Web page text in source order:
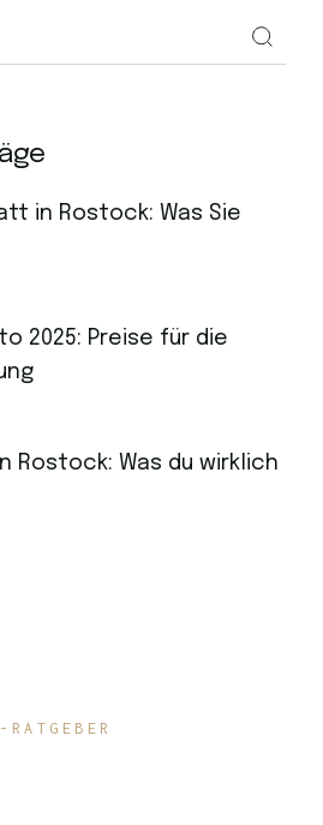
in Rostock: Was Sie
2025: Preise für die
Rostock: Was du wirklich
RATGEBER